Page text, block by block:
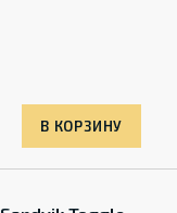
В КОРЗИНУ